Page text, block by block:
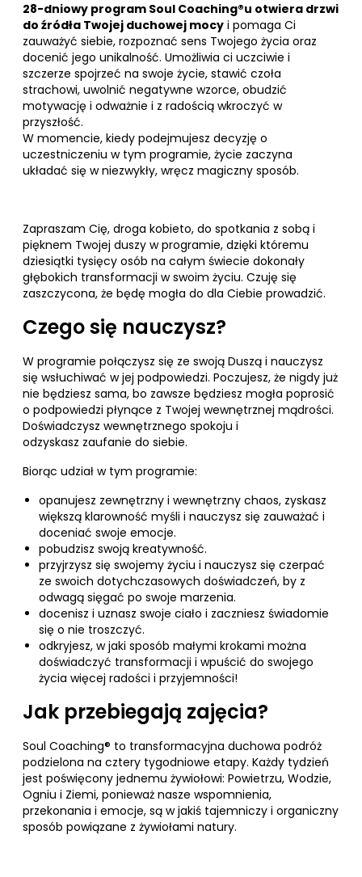
28-dniowy program Soul Coaching®u otwiera drzwi
do źródła Twojej duchowej mocy i pomaga Ci
zauważyć siebie, rozpoznać sens Twojego życia oraz
docenić jego unikalność. Umożliwia ci uczciwie i
szczerze spojrzeć na swoje życie, stawić czoła
strachowi, uwolnić negatywne wzorce, obudzić
motywację i odważnie i z radością wkroczyć w
przyszłość.
W momencie, kiedy podejmujesz decyzję o
uczestniczeniu w tym programie, życie zaczyna
układać się w niezwykły, wręcz magiczny sposób.
Zapraszam Cię, droga kobieto, do spotkania z sobą i
pięknem Twojej duszy w programie, dzięki któremu
dziesiątki tysięcy osób na całym świecie dokonały
głębokich transformacji w swoim życiu. Czuję się
zaszczycona, że będę mogła do dla Ciebie prowadzić.
Czego się nauczysz?
W programie połączysz się ze swoją Duszą i nauczysz
się wsłuchiwać w jej podpowiedzi. Poczujesz, że nigdy już
nie będziesz sama, bo zawsze będziesz mogła poprosić
o podpowiedzi płynące z Twojej wewnętrznej mądrości.
Doświadczysz wewnętrznego spokoju i
odzyskasz zaufanie do siebie.
Biorąc udział w tym programie:
opanujesz zewnętrzny i wewnętrzny chaos, zyskasz
większą klarowność myśli i nauczysz się zauważać i
doceniać swoje emocje.
pobudzisz swoją kreatywność.
przyjrzysz się swojemy życiu i nauczysz się czerpać
ze swoich dotychczasowych doświadczeń, by z
odwagą sięgać po swoje marzenia.
docenisz i uznasz swoje ciało i zaczniesz świadomie
się o nie troszczyć.
odkryjesz, w jaki sposób małymi krokami można
doświadczyć transformacji i wpuścić do swojego
życia więcej radości i przyjemności!
Jak przebiegają zajęcia?
Soul Coaching® to transformacyjna duchowa podróż
podzielona na cztery tygodniowe etapy. Każdy tydzień
jest poświęcony jednemu żywiołowi: Powietrzu, Wodzie,
Ogniu i Ziemi, ponieważ nasze wspomnienia,
przekonania i emocje, są w jakiś tajemniczy i organiczny
sposób powiązane z żywiołami natury.